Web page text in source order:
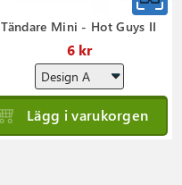
Tändare Mini - Hot Guys II
6 kr
Lägg i varukorgen